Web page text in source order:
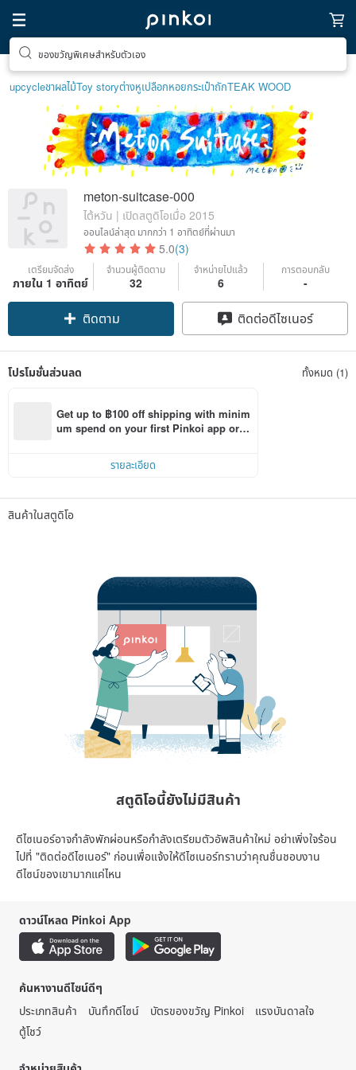
ของขวัญพิเศษสำหรับตัวเอง
upcycleชาผลไม้Toy storyต่างหูเปลือกหอยกระเป๋าถักTEAK WOOD
meton-suitcase-000
ไต้หวัน | เปิดสตูดิโอเมื่อ 2015
ออนไลน์ล่าสุด มากกว่า 1 อาทิตย์ที่ผ่านมา
5.0(3)
เตรียมจัดส่ง
ภายใน 1 อาทิตย์
จำนวนผู้ติดตาม
32
จำหน่ายไปแล้ว
6
การตอบกลับ
-
ติดตาม ติดต่อดีไซเนอร์
โปรโมชั่นส่วนลด ทั้งหมด (1)
Get up to ฿100 off shipping with minim
um spend on your first Pinkoi app orde
รายละเอียด
สินค้าในสตูดิโอ
สตูดิโอนี้ยังไม่มีสินค้า
ดีไซเนอร์อาจกำลังพักผ่อนหรือกำลังเตรียมตัวอัพสินค้าใหม่ อย่าเพิ่งใจร้อน
ไปที่ "ติดต่อดีไซเนอร์" ก่อนเพื่อแจ้งให้ดีไซเนอร์ทราบว่าคุณชื่นชอบงาน
ดีไซน์ของเขามากแค่ไหน
ดาวน์โหลด Pinkoi App
ค้นหางานดีไซน์ดีๆ
ประเภทสินค้า
บันทึกดีไซน์ บัตรของขวัญ Pinkoi
แรงบันดาลใจ
ตู้โชว์